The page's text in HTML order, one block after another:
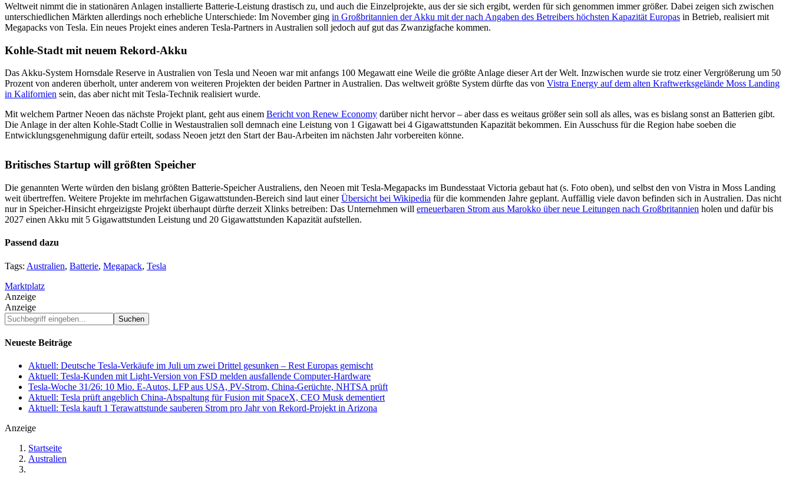
Weltweit nimmt die in stationären Anlagen installierte Batterie-Leistung drastisch zu, und auch die Einzelprojekte, aus der sie sich ergibt, werden für sich genommen immer größer. Dabei zeigen sich zwischen
unterschiedlichen Märkten allerdings noch erhebliche Unterschiede: Im November ging in Großbritannien der Akku mit der nach Angaben des Betreibers höchsten Kapazität Europas in Betrieb, realisiert mit
Megapacks von Tesla. Ein neues Projekt eines anderen Tesla-Partners in Australien soll jedoch auf gut das Zwanzigfache kommen.
Kohle-Stadt mit neuem Rekord-Akku
Das Akku-System Hornsdale Reserve in Australien von Tesla und Neoen war mit anfangs 100 Megawatt eine Weile die größte Anlage dieser Art der Welt. Inzwischen wurde sie trotz einer Vergrößerung um 50
Prozent von anderen überholt, unter anderem von weiteren Projekten der beiden Partner in Australien. Das weltweit größte System dürfte das von Vistra Energy auf dem alten Kraftwerksgelände Moss Landing
in Kalifornien sein, das aber nicht mit Tesla-Technik realisiert wurde.
Mit welchem Partner Neoen das nächste Projekt plant, geht aus einem Bericht von Renew Economy darüber nicht hervor – aber dass es weitaus größer sein soll als alles, was es bislang sonst an Batterien gibt.
Die Anlage in der alten Kohle-Stadt Collie in Westaustralien soll demnach eine Leistung von 1 Gigawatt bei 4 Gigawattstunden Kapazität bekommen. Ein Ausschuss für die Region habe soeben die
Entwicklungsgenehmigung dafür erteilt, sodass Neoen jetzt den Start der Bau-Arbeiten im nächsten Jahr vorbereiten könne.
Britisches Startup will größten Speicher
Die genannten Werte würden den bislang größten Batterie-Speicher Australiens, den Neoen mit Tesla-Megapacks im Bundesstaat Victoria gebaut hat (s. Foto oben), und selbst den von Vistra in Moss Landing
weit übertreffen. Weitere Projekte im mehrfachen Gigawattstunden-Bereich sind laut einerÜbersicht bei Wikipedia für die kommenden Jahre geplant. Auffällig viele davon befinden sich in Australien. Das nicht
nur in Speicher-Hinsicht ehrgeizigste Projekt überhaupt dürfte derzeit Xlinks betreiben: Das Unternehmen will erneuerbaren Strom aus Marokko über neue Leitungen nach Großbritannien holen und dafür bis
2027 einen Akku mit 5 Gigawattstunden Leistung und 20 Gigawattstunden Kapazität aufstellen.
Passend dazu
Tags: Australien, Batterie, Megapack, Tesla
Marktplatz
Anzeige
Anzeige
Suchbegriff
eingeben...
Neueste Beiträge
Aktuell: Deutsche Tesla-Verkäufe im Juli um zwei Drittel gesunken – Rest Europas gemischt
Aktuell: Tesla-Kunden mit Light-Version von FSD melden ausfallende Computer-Hardware
Tesla-Woche 31/26: 10 Mio. E-Autos, LFP aus USA, PV-Strom, China-Gerüchte, NHTSA prüft
Aktuell: Tesla prüft angeblich China-Abspaltung für Fusion mit SpaceX, CEO Musk dementiert
Aktuell: Tesla kauft 1 Terawattstunde sauberen Strom pro Jahr von Rekord-Projekt in Arizona
Anzeige
Startseite
Australien